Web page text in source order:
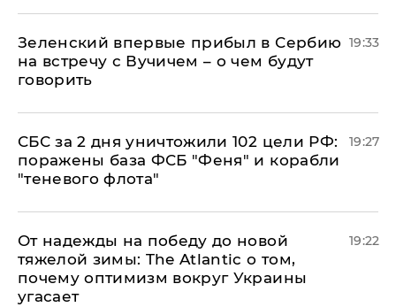
Зеленский впервые прибыл в Сербию
на встречу с Вучичем – о чем будут
говорить
19:33
СБС за 2 дня уничтожили 102 цели РФ:
поражены база ФСБ "Феня" и корабли
"теневого флота"
19:27
От надежды на победу до новой
тяжелой зимы: The Atlantic о том,
почему оптимизм вокруг Украины
угасает
19:22